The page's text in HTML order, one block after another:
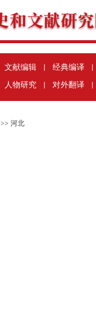
文献编辑 | 经典编译 |
人物研究 | 对外翻译 |
>> 河北